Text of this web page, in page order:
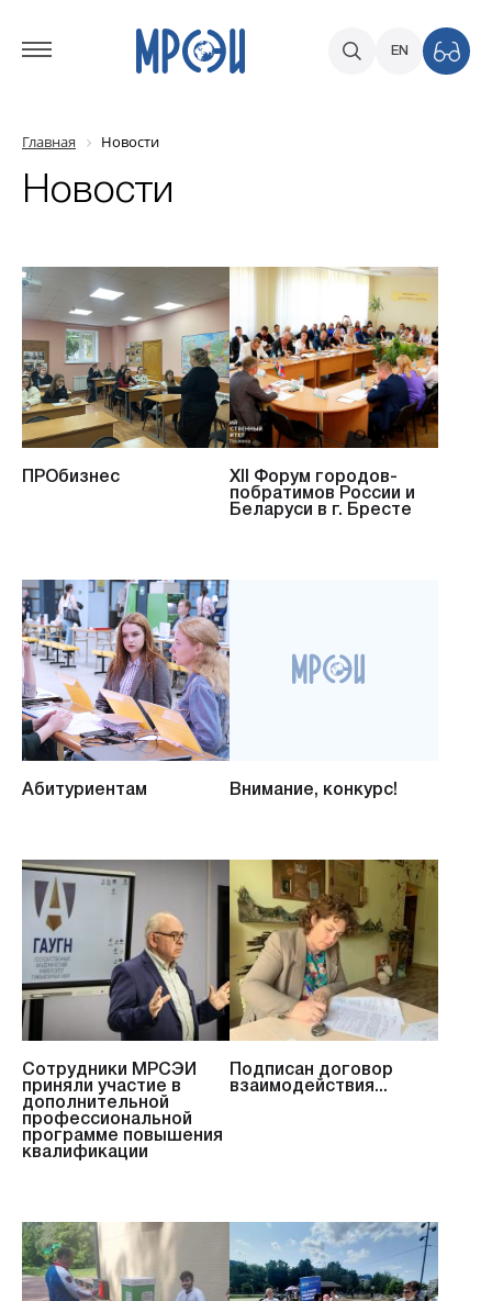
EN
Главная Новости
Новости
ПРОбизнес
XII Форум городов-
побратимов России и
Беларуси в г. Бресте
Абитуриентам Внимание, конкурс!
Сотрудники МРСЭИ
приняли участие в
дополнительной
профессиональной
программе повышения
квалификации
Подписан договор
взаимодействия...